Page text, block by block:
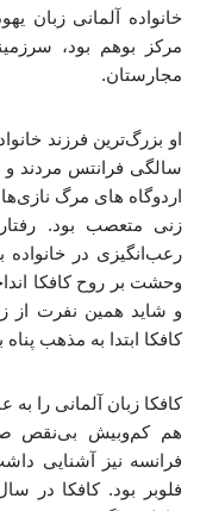
خانواده آلمانی زبان
مرکز بوهم بود،
مجارستان.
سالگی فرانتس مردند
اردوگاه های مرگ
زنی متعصب بود.
رعب‌انگیزی در خانواده
وحشت بر روح کافکا
و شاید همین نفرت از
کافکا ابتدا به مذهب پناه
کافکا زبان آلمانی را
هم کم‌وبیش بی‌نقص
فرانسه نیز آشنایی